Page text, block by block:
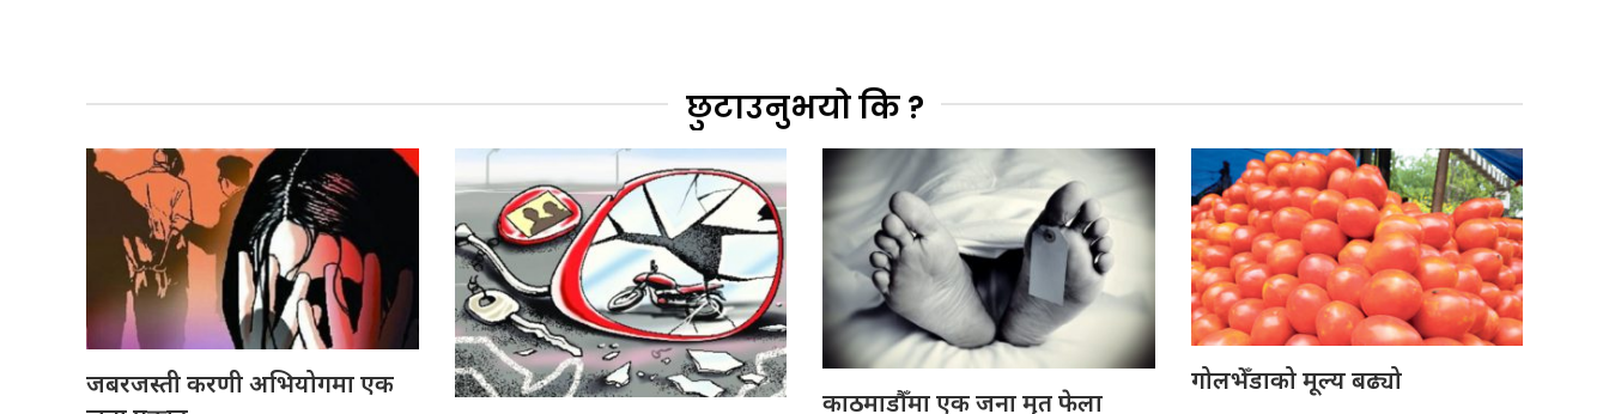
छुटाउनुभयो कि ?
जबरजस्ती करणी अभियोगमा एक
काठमाडौँमा एक जना मृत फेला
गोलभेँडाको मूल्य बढ्यो